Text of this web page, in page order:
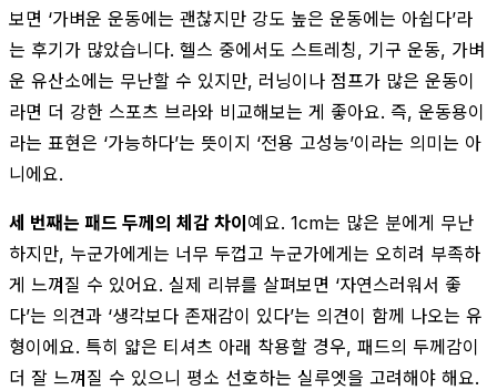
보면 ‘가벼운 운동에는 괜찮지만 강도 높은 운동에는 아쉽다’라
는 후기가 많았습니다. 헬스 중에서도 스트레칭, 기구 운동, 가벼
운 유산소에는 무난할 수 있지만, 러닝이나 점프가 많은 운동이
라면 더 강한 스포츠 브라와 비교해보는 게 좋아요. 즉, 운동용이
라는 표현은 ‘가능하다’는 뜻이지 ‘전용 고성능’이라는 의미는 아
니에요.
세 번째는 패드 두께의 체감 차이예요. 1cm는 많은 분에게 무난
하지만, 누군가에게는 너무 두껍고 누군가에게는 오히려 부족하
게 느껴질 수 있어요. 실제 리뷰를 살펴보면 ‘자연스러워서 좋
다’는 의견과 ‘생각보다 존재감이 있다’는 의견이 함께 나오는 유
형이에요. 특히 얇은 티셔츠 아래 착용할 경우, 패드의 두께감이
더 잘 느껴질 수 있으니 평소 선호하는 실루엣을 고려해야 해요.